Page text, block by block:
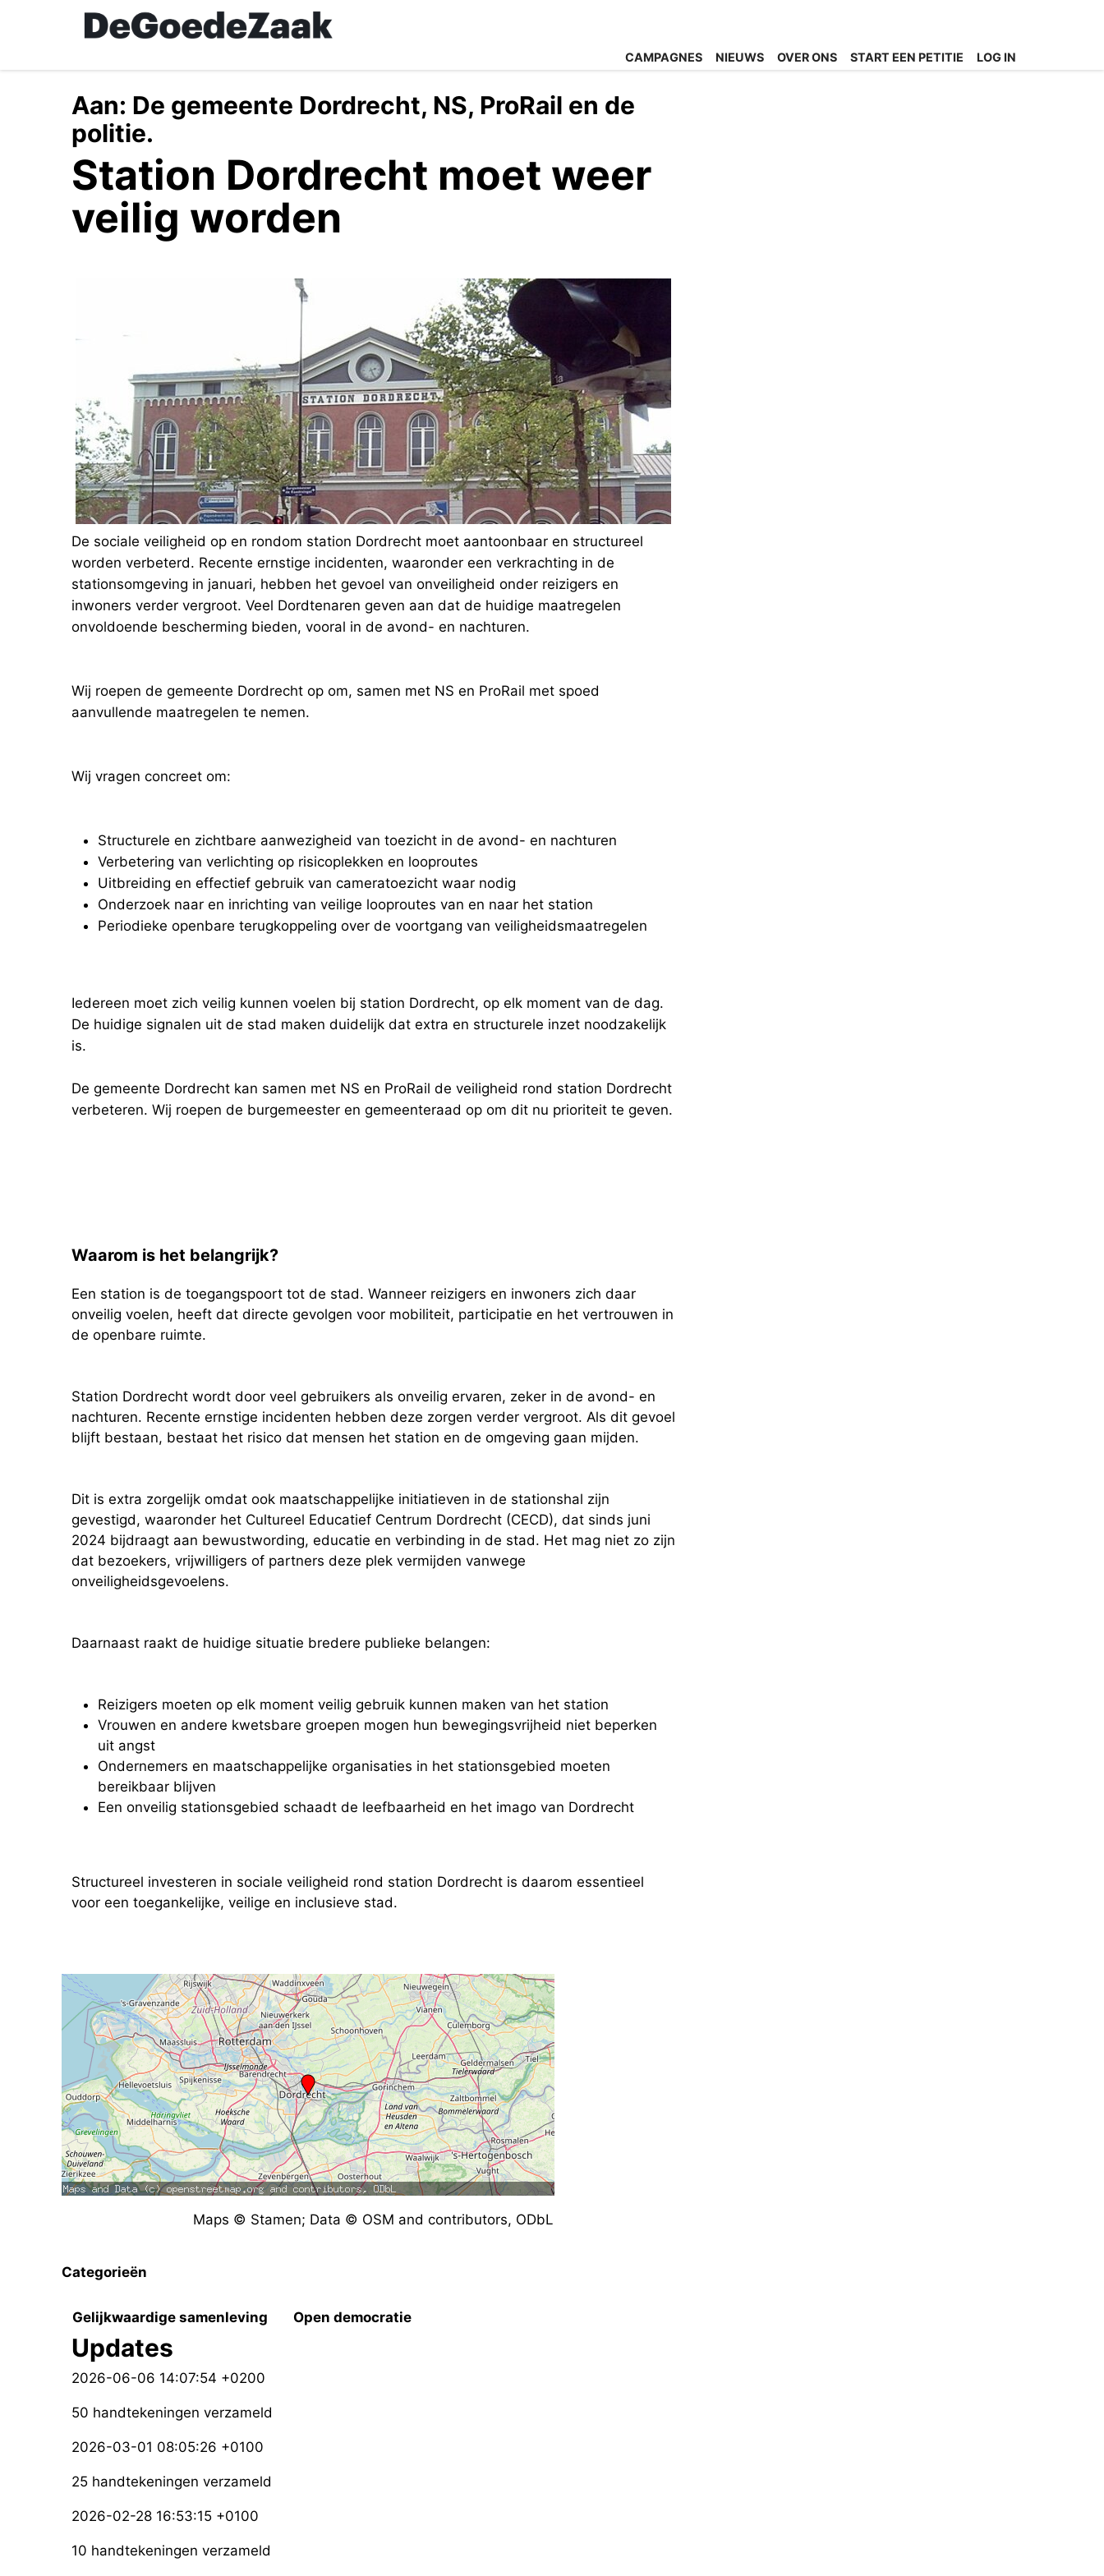
content
CAMPAGNES NIEUWS OVER ONS START EEN PETITIE LOG IN
Aan: De gemeente Dordrecht, NS, ProRail en de
politie.
Station Dordrecht moet weer
veilig worden
De sociale veiligheid op en rondom station Dordrecht moet aantoonbaar en structureel
worden verbeterd. Recente ernstige incidenten, waaronder een verkrachting in de
stationsomgeving in januari, hebben het gevoel van onveiligheid onder reizigers en
inwoners verder vergroot. Veel Dordtenaren geven aan dat de huidige maatregelen
onvoldoende bescherming bieden, vooral in de avond- en nachturen.
Wij roepen de gemeente Dordrecht op om, samen met NS en ProRail met spoed
aanvullende maatregelen te nemen.
Wij vragen concreet om:
Structurele en zichtbare aanwezigheid van toezicht in de avond- en nachturen
Verbetering van verlichting op risicoplekken en looproutes
Uitbreiding en effectief gebruik van cameratoezicht waar nodig
Onderzoek naar en inrichting van veilige looproutes van en naar het station
Periodieke openbare terugkoppeling over de voortgang van veiligheidsmaatregelen
Iedereen moet zich veilig kunnen voelen bij station Dordrecht, op elk moment van de dag.
De huidige signalen uit de stad maken duidelijk dat extra en structurele inzet noodzakelijk
is.
De gemeente Dordrecht kan samen met NS en ProRail de veiligheid rond station Dordrecht
verbeteren. Wij roepen de burgemeester en gemeenteraad op om dit nu prioriteit te geven.
Waarom is het belangrijk?
Een station is de toegangspoort tot de stad. Wanneer reizigers en inwoners zich daar
onveilig voelen, heeft dat directe gevolgen voor mobiliteit, participatie en het vertrouwen in
de openbare ruimte.
Station Dordrecht wordt door veel gebruikers als onveilig ervaren, zeker in de avond- en
nachturen. Recente ernstige incidenten hebben deze zorgen verder vergroot. Als dit gevoel
blijft bestaan, bestaat het risico dat mensen het station en de omgeving gaan mijden.
Dit is extra zorgelijk omdat ook maatschappelijke initiatieven in de stationshal zijn
gevestigd, waaronder het Cultureel Educatief Centrum Dordrecht (CECD), dat sinds juni
2024 bijdraagt aan bewustwording, educatie en verbinding in de stad. Het mag niet zo zijn
dat bezoekers, vrijwilligers of partners deze plek vermijden vanwege
onveiligheidsgevoelens.
Daarnaast raakt de huidige situatie bredere publieke belangen:
Reizigers moeten op elk moment veilig gebruik kunnen maken van het station
Vrouwen en andere kwetsbare groepen mogen hun bewegingsvrijheid niet beperken
uit angst
Ondernemers en maatschappelijke organisaties in het stationsgebied moeten
bereikbaar blijven
Een onveilig stationsgebied schaadt de leefbaarheid en het imago van Dordrecht
Structureel investeren in sociale veiligheid rond station Dordrecht is daarom essentieel
voor een toegankelijke, veilige en inclusieve stad.
Maps © Stamen; Data © OSM and contributors, ODbL
Categorieën
Gelijkwaardige samenleving Open democratie
Updates
2026-06-06 14:07:54 +0200
50 handtekeningen verzameld
2026-03-01 08:05:26 +0100
25 handtekeningen verzameld
2026-02-28 16:53:15 +0100
10 handtekeningen verzameld